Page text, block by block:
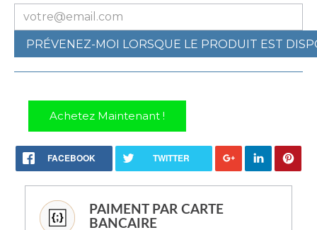
PRÉVENEZ-MOI LORSQUE LE PRODUIT EST
Achetez Maintenant !
FACEBOOK TWITTER
PAIMENT PAR CARTE
BANCAIRE